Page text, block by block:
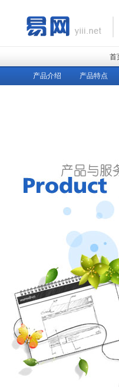
首
产品介绍 产品特点